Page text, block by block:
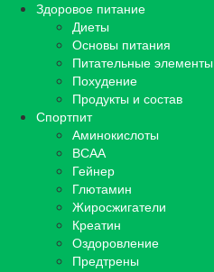
Здоровое питание
Диеты
Основы питания
Питательные элементы
Похудение
Продукты и состав
Спортпит
Аминокислоты
ВСАА
Гейнер
Глютамин
Жиросжигатели
Креатин
Оздоровление
Предтрены